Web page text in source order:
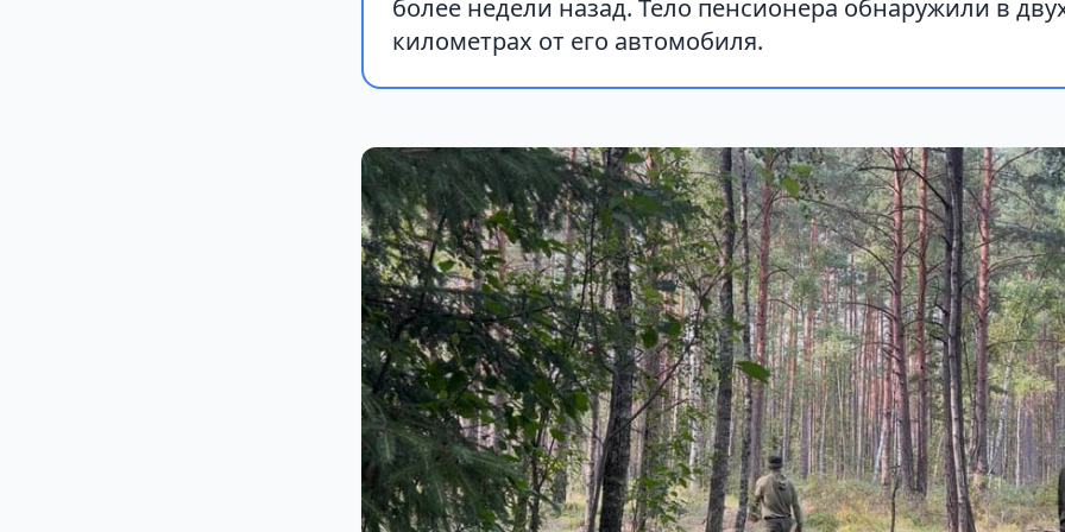
более недели назад. Тело пенсионера обнаружили в
километрах от его автомобиля.